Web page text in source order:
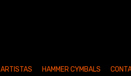
ARTISTAS HAMMER CYMBALS